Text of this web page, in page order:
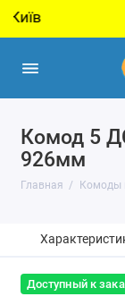
У
Комод 5
926мм
Главная Комоды
Доступный к